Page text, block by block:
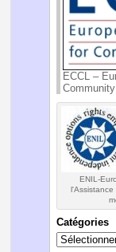
ECCL –
ENIL-
Catégories
Catégories